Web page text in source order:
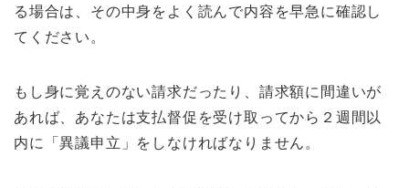
る場合は、その中身をよく読んで内容を早急に確認し
てください。
もし身に覚えのない請求だったり、請求額に間違いが
あれば、あなたは支払督促を受け取ってから２週間以
内に「異議申立」をしなければなりません。